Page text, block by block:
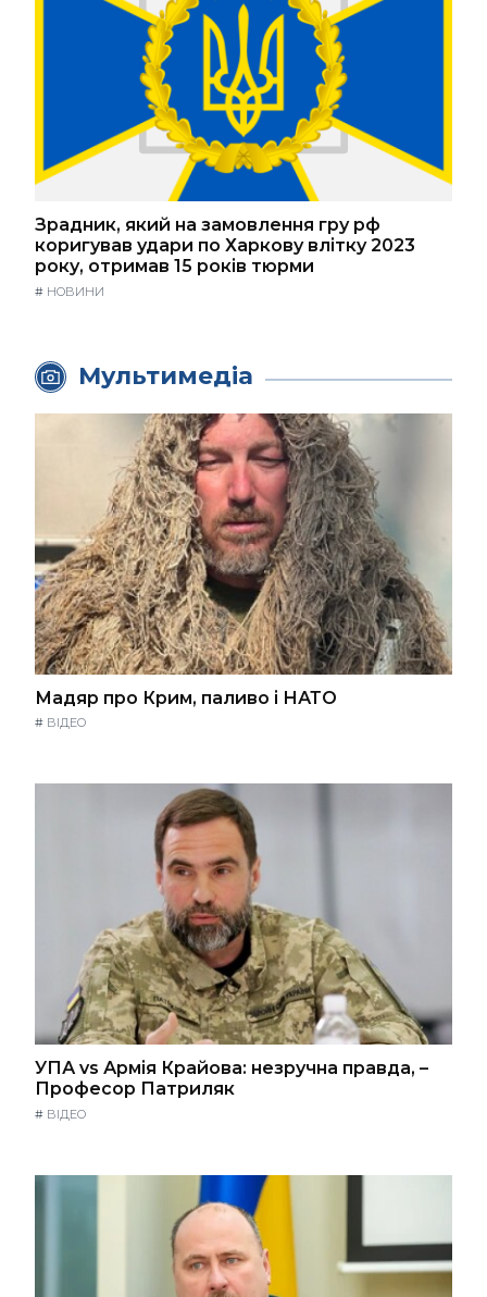
Зрадник, який на замовлення гру рф
коригував удари по Харкову влітку 2023
року, отримав 15 років тюрми
# НОВИНИ
Мультимедіа
Мадяр про Крим, паливо і НАТО
# ВІДЕО
УПА vs Армія Крайова: незручна правда, –
Професор Патриляк
# ВІДЕО